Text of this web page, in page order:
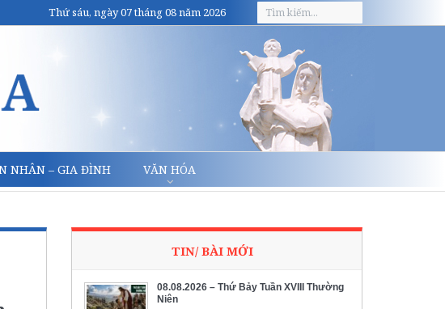
Thứ sáu, ngày 07 tháng 08 năm 2026
NHÂN – GIA ĐÌNH VĂN HÓA
TIN/ BÀI MỚI
08.08.2026 – Thứ Bảy Tuần XVIII Thường
Niên